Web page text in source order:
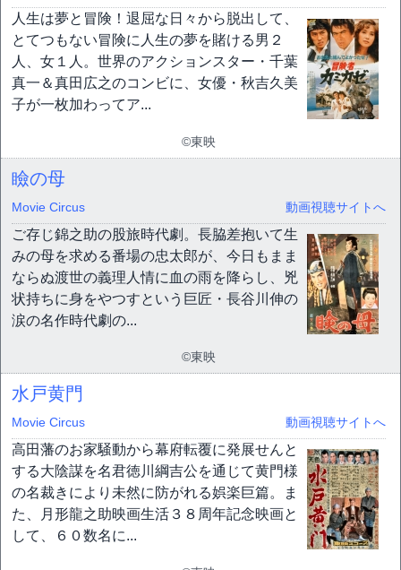
人生は夢と冒険！退屈な日々から脱出して、
とてつもない冒険に人生の夢を賭ける男２
人、女１人。世界のアクションスター・千葉
真一＆真田広之のコンビに、女優・秋吉久美
子が一枚加わってア...
©東映
瞼の母
Movie Circus 動画視聴サイトへ
ご存じ錦之助の股旅時代劇。長脇差抱いて生
みの母を求める番場の忠太郎が、今日もまま
ならぬ渡世の義理人情に血の雨を降らし、兇
状持ちに身をやつすという巨匠・長谷川伸の
涙の名作時代劇の...
©東映
水戸黄門
Movie Circus 動画視聴サイトへ
高田藩のお家騒動から幕府転覆に発展せんと
する大陰謀を名君徳川綱吉公を通じて黄門様
の名裁きにより未然に防がれる娯楽巨篇。ま
た、月形龍之助映画生活３８周年記念映画と
して、６０数名に...